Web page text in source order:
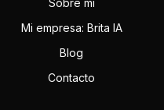
Mi empresa: Brita IA
Blog
Contacto